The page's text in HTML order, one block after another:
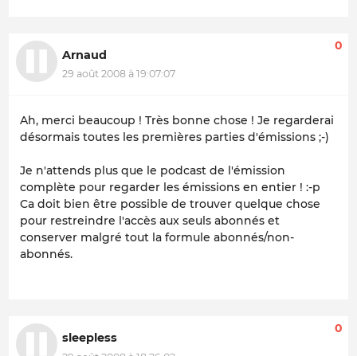
Arnaud
29 août 2008 à 19:07:07
0
Ah, merci beaucoup ! Très bonne chose ! Je regarderai
désormais toutes les premières parties d'émissions ;-)
Je n'attends plus que le podcast de l'émission
complète pour regarder les émissions en entier ! :-p
Ca doit bien être possible de trouver quelque chose
pour restreindre l'accès aux seuls abonnés et
conserver malgré tout la formule abonnés/non-
abonnés.
sleepless
0